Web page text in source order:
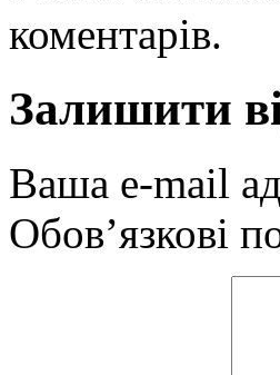
коментарів.
Залишити
Ваша e-mail
Обов’язкові